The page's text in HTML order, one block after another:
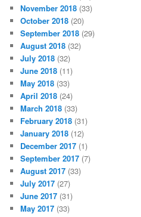
November 2018 (33)
October 2018 (20)
September 2018 (29)
August 2018 (32)
July 2018 (32)
June 2018 (11)
May 2018 (33)
April 2018 (24)
March 2018 (33)
February 2018 (31)
January 2018 (12)
December 2017 (1)
September 2017 (7)
August 2017 (33)
July 2017 (27)
June 2017 (31)
May 2017 (33)